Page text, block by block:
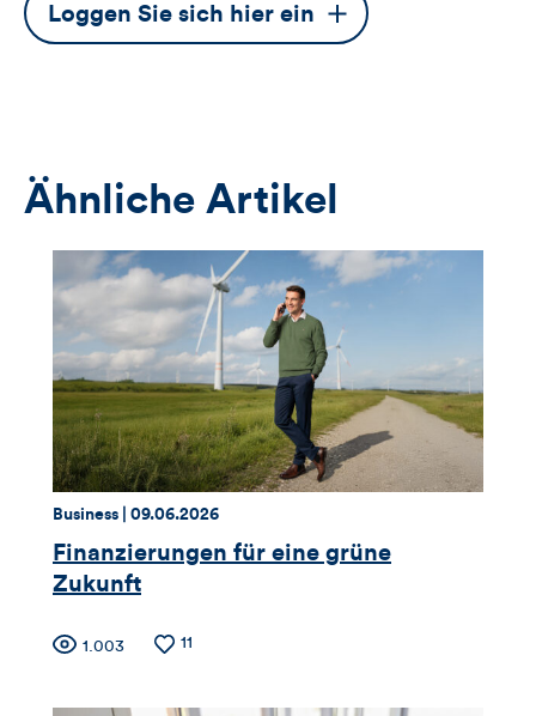
Dieser
Button
Loggen Sie sich hier ein
Ähnliche Artikel
Thema:
Business | Datum:
09.06.2026
Finanzierungen für eine grüne
Zukunft
Zähler
für
Anzahl1.003
Anzahl
11